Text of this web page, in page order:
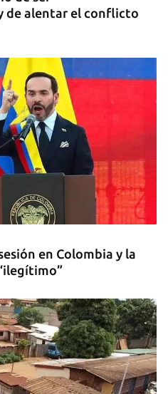
de alentar el conflicto
en Colombia y la